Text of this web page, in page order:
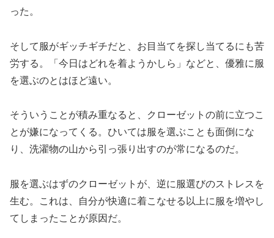
った。
そして服がギッチギチだと、お目当てを探し当てるにも苦
労する。「今日はどれを着ようかしら」などと、優雅に服
を選ぶのとはほど遠い。
そういうことが積み重なると、クローゼットの前に立つこ
とが嫌になってくる。ひいては服を選ぶことも面倒にな
り、洗濯物の山から引っ張り出すのが常になるのだ。
服を選ぶはずのクローゼットが、逆に服選びのストレスを
生む。これは、自分が快適に着こなせる以上に服を増やし
てしまったことが原因だ。